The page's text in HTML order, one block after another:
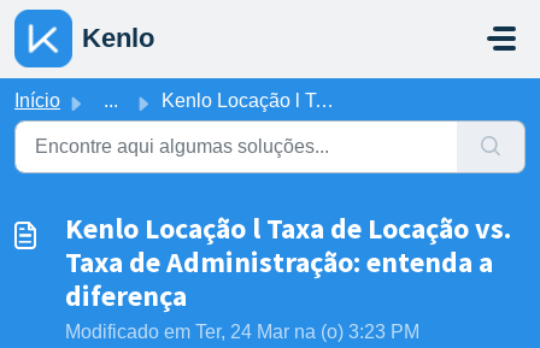
Ir para o conteúdo principal
Kenlo
Início ... Kenlo Locação l Taxa de Locação vs. Taxa de Administração...
Kenlo Locação l Taxa de Locação vs.
Taxa de Administração: entenda a
diferença
Modificado em Ter, 24 Mar na (o) 3:23 PM